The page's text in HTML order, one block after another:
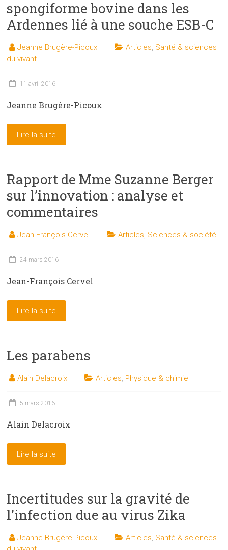
spongiforme bovine dans les
Ardennes lié à une souche ESB-C
Jeanne Brugère-Picoux Articles, Santé & sciences
du vivant
11 avril 2016
Jeanne Brugère-Picoux
Lire la suite
Rapport de Mme Suzanne Berger
sur l’innovation : analyse et
commentaires
Jean-François Cervel Articles, Sciences & société
24 mars 2016
Jean-François Cervel
Lire la suite
Les parabens
Alain Delacroix Articles, Physique & chimie
5 mars 2016
Alain Delacroix
Lire la suite
Incertitudes sur la gravité de
l’infection due au virus Zika
Jeanne Brugère-Picoux Articles, Santé & sciences